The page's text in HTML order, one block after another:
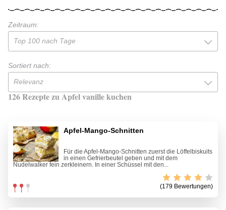
Zeitraum:
Top 100 nach Tage
Sortiert nach:
Relevanz
126 Rezepte zu Apfel vanille kuchen
Apfel-Mango-Schnitten
Für die Apfel-Mango-Schnitten zuerst die Löffelbiskuits
in einen Gefrierbeutel geben und mit dem
Nudelwalker fein zerkleinern. In einer Schüssel mit den...
(179 Bewertungen)